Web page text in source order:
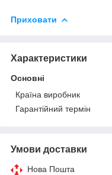
Приховати
Характеристики
Основні
Країна виробник
Гарантійний термін
Умови доставки
Нова Пошта